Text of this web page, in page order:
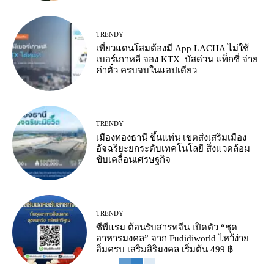
TRENDY
เที่ยวแดนโสมต้องมี App LACHA ไม่ใช้
เบอร์เกาหลี จอง KTX–บัสด่วน แท็กซี่ จ่าย
ค่าตั๋ว ครบจบในแอปเดียว
TRENDY
เมืองทองธานี ขึ้นแท่น เขตส่งเสริมเมือง
อัจฉริยะยกระดับเทคโนโลยี สิ่งแวดล้อม
ขับเคลื่อนเศรษฐกิจ
TRENDY
ซีพีแรม ต้อนรับสารทจีน เปิดตัว “ชุด
อาหารมงคล” จาก Fudidiworld ไหว้ง่าย
อิ่มครบ เสริมสิริมงคล เริ่มต้น 499 ฿